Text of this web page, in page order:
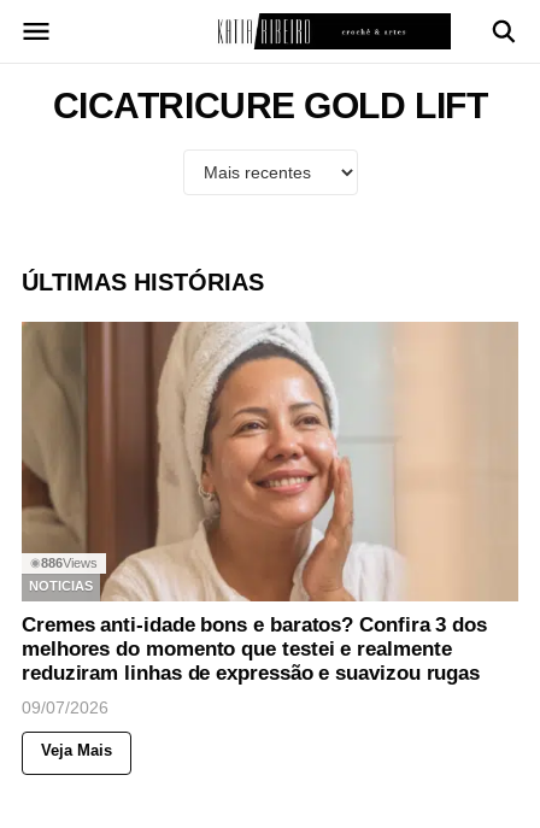
para
conteúdoCICATRICURE GOLD LIFT
ÚLTIMAS HISTÓRIAS
◉886Views
NOTICIAS
Cremes anti-idade bons e baratos? Confira 3 dos
melhores do momento que testei e realmente
reduziram linhas de expressão e suavizou rugas
09/07/2026
Veja Mais